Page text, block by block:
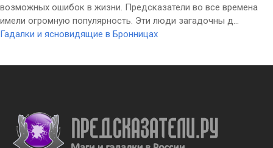
возможных ошибок в жизни. Предсказатели во все времена
имели огромную популярность. Эти люди загадочны д...
Гадалки и ясновидящие в Бронницах